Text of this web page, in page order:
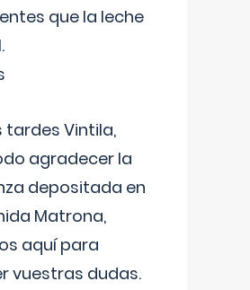
que la leche
tardes Vintila,
agradecer la
depositada en
Matrona,
aquí para
vuestras dudas.